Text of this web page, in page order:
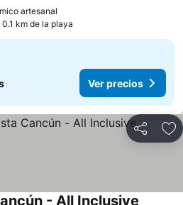
artesanal
0.1 km de la playa
Ver precios
Compartir
- All Inclusive